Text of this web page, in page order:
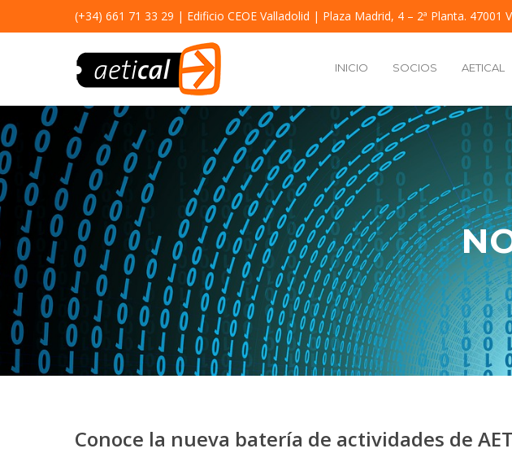
(+34) 661 71 33 29 | Edificio CEOE Valladolid | Plaza Madrid, 4 – 2ª Planta. 47001
INICIO SOCIOS AETICAL
Conoce la nueva batería de actividades de